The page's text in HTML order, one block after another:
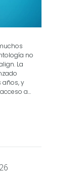
no
La
años, y
a...